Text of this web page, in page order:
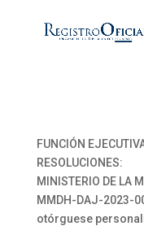
FUNCIÓN
RESOLUCIONES:
MINISTERIO DE LA
MMDH-DAJ-2023-
otórguese